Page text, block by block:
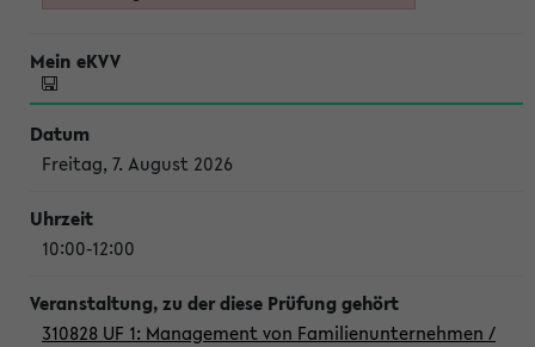
Freitag, 7. August 2026
10:00-12:00
310828 UF 1: Management von Familienunternehmen /